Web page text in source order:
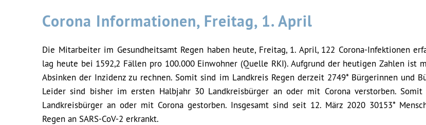
Corona Informationen, Freitag, 1. April
Die Mitarbeiter im Gesundheitsamt Regen haben heute, Freitag, 1. April, 122 Corona-Infektionen
lag heute bei 1592,2 Fällen pro 100.000 Einwohner (Quelle RKI). Aufgrund der heutigen Zahlen ist
Absinken der Inzidenz zu rechnen. Somit sind im Landkreis Regen derzeit 2749* Bürgerinnen und
Leider sind bisher im ersten Halbjahr 30 Landkreisbürger an oder mit Corona verstorben.
Landkreisbürger an oder mit Corona gestorben. Insgesamt sind seit 12. März 2020 30153*
Regen an SARS-CoV-2 erkrankt.